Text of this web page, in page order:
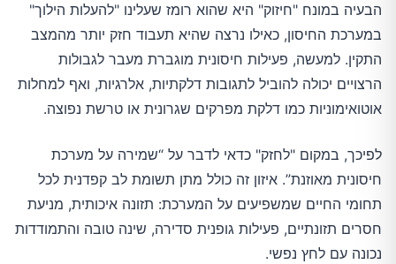
הבעיה במונח "חיזוק" היא שהוא רומז שעלינו "להעלות הילוך"
במערכת החיסון, כאילו נרצה שהיא תעבוד חזק יותר מהמצב
התקין. למעשה, פעילות חיסונית מוגברת מעבר לגבולות
הרצויים יכולה להוביל לתגובות דלקתיות, אלרגיות, ואף למחלות
אוטואימוניות כמו דלקת מפרקים שגרונית או טרשת נפוצה.
לפיכך, במקום "לחזק" כדאי לדבר על “שמירה על מערכת
חיסונית מאוזנת”. איזון זה כולל מתן תשומת לב קפדנית לכל
תחומי החיים שמשפיעים על המערכת: תזונה איכותית, מניעת
חסרים תזונתיים, פעילות גופנית סדירה, שינה טובה והתמודדות
נכונה עם לחץ נפשי.